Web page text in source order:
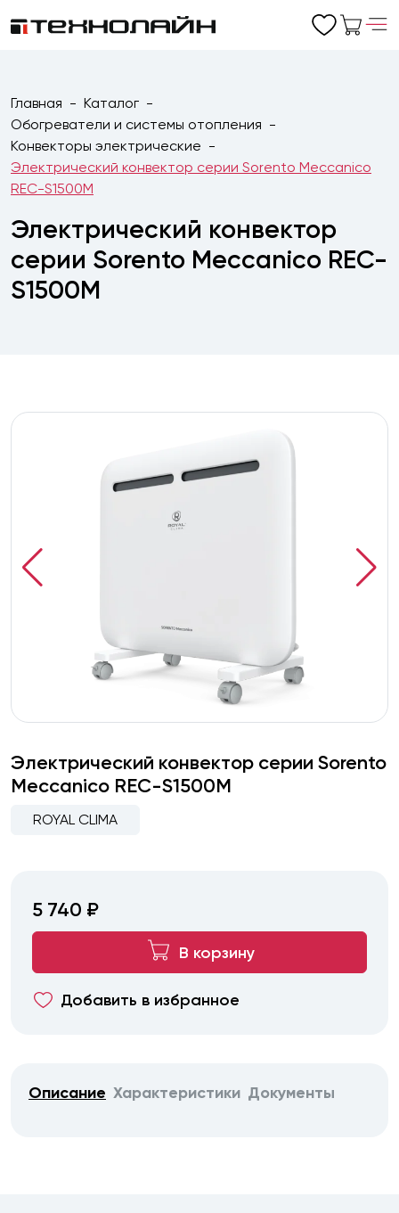
Главная
Каталог
Обогреватели и системы отопления
Конвекторы электрические
Электрический конвектор серии Sorento Meccanico
REC-S1500M
Электрический конвектор
серии Sorento Meccanico REC-
S1500M
Электрический конвектор серии Sorento
Meccanico REC-S1500M
ROYAL CLIMA
5 740 ₽
В корзину
Добавить в избранное
Описание Характеристики Документы